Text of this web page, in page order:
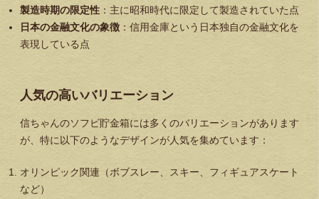
製造時期の限定性 ：主に昭和時代に限定して製造されていた点
日本の金融文化の象徴 ：信用金庫という日本独自の金融文化を
表現している点
人気の高いバリエーション
信ちゃんのソフビ貯金箱には多くのバリエーションがあります
が、特に以下のようなデザインが人気を集めています：
オリンピック関連（ボブスレー、スキー、フィギュアスケート
など）